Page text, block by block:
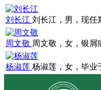
刘长江 刘长江，男，现任
周文敬 周文敬，女，银屑
杨淑莲 杨淑莲，女，毕业